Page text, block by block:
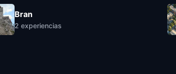
Bran
2 experiencias